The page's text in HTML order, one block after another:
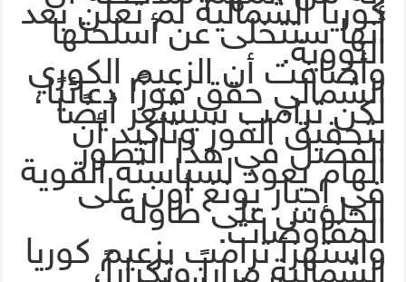
كوريا الشمالية لم تعلن بعد
أنها ستتخلى عن أسلحتها
النووية.
وأضافت أن الزعيم الكوري
الشمالي حقق فوزًا دعائيًا،
لكن ترامب سيشعر أيضًا
بتحقيق الفوز وتأكيد أن
الفضل في هذا التطور
الهام يعود لسياسته القوية
في إجبار يونغ أون على
الجلوس على طاولة
المفاوضات.
واستهزأ ترامب بزعيم كوريا
الشمالية مراراً وتكراراً،